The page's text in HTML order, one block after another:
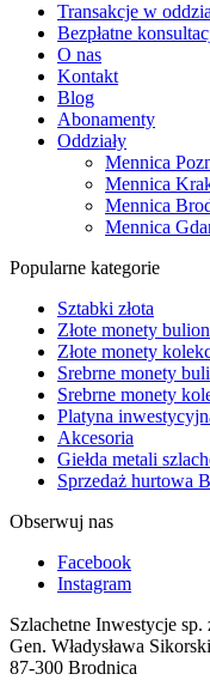
Transakcje w
Bezpłatne
O nas
Kontakt
Blog
Abonamenty
Oddziały
Mennica
Mennica
Mennica
Mennica
Popularne kategorie
Sztabki złota
Złote monety
Złote monety
Srebrne monety
Srebrne monety
Platyna
Akcesoria
Giełda metali
Sprzedaż hurtowa
Obserwuj nas
Facebook
Instagram
Szlachetne Inwestycje sp.
Gen. Władysława
87-300 Brodnica